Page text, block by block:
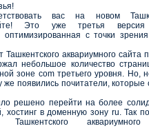
вас на новом
Это уже третья версия
с точки
аквариумного сайта
небольшое количество
зоне com третьего уровня. Но,
же появились почитатели, которые
решено перейти на более
хостинг в доменную зону ru. Так